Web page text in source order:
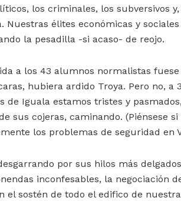
los criminales, los subversivos
Nuestras élites económicas y
la pesadilla -si acaso- de reojo.
a los 43 alumnos normalistas
hubiera ardido Troya. Pero no, a
de Iguala estamos tristes y
sus cojeras, caminando. (Piénsese
los problemas de seguridad en
por sus hilos más
inconfesables, la negociación
el sostén de todo el edifico de